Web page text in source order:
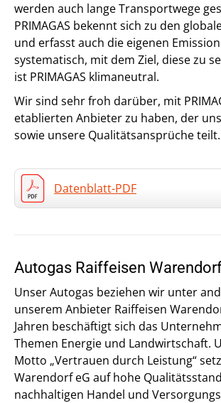
werden auch lange Transportwege
PRIMAGAS bekennt sich zu den
und erfasst auch die eigenen
systematisch, mit dem Ziel, diese zu
ist PRIMAGAS klimaneutral.
Wir sind sehr froh darüber, mit
etablierten Anbieter zu haben, der
sowie unsere Qualitätsansprüche teilt.
Datenblatt-PDF
Autogas Raiffeisen
Unser Autogas beziehen wir unter
unserem Anbieter Raiffeisen
Jahren beschäftigt sich das
Themen Energie und Landwirtschaft.
Motto „Vertrauen durch Leistung“
Warendorf eG auf hohe
nachhaltigen Handel und